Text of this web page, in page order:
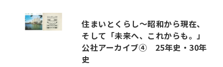
住まいとくらし～昭和から現在、
そして「未来へ、これからも。」
公社アーカイブ④ 25年史・30年
史